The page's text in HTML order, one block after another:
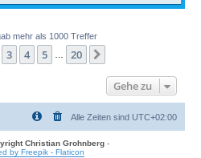
mehr als 1000 Treffer
20
3 4 5 20
Gehe zu
Alle Zeiten sind UTC+02:00
Christian Grohnberg-
by Freepik - Flaticon